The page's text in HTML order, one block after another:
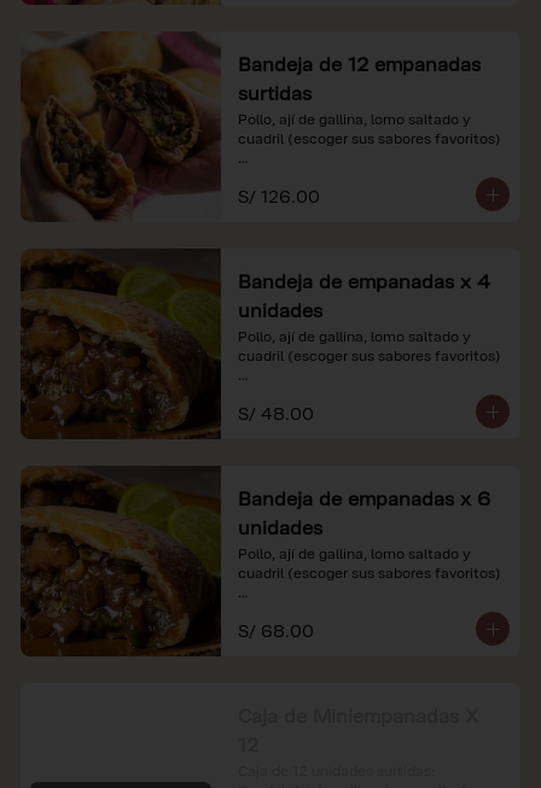
referenciales.
Bandeja de 12 empanadas
surtidas
Pollo, ají de gallina, lomo saltado y
cuadril (escoger sus sabores favoritos)
*Nuestros precios están expresados en
soles e incluyen impuestos de ley y
S/ 126.00
Bandeja de empanadas x 4
unidades
Pollo, ají de gallina, lomo saltado y
cuadril (escoger sus sabores favoritos)
*Nuestros precios están expresados en
soles e incluyen impuestos de ley y
S/ 48.00
Bandeja de empanadas x 6
unidades
Pollo, ají de gallina, lomo saltado y
cuadril (escoger sus sabores favoritos)
*Nuestros precios están expresados en
soles e incluyen impuestos de ley y
S/ 68.00